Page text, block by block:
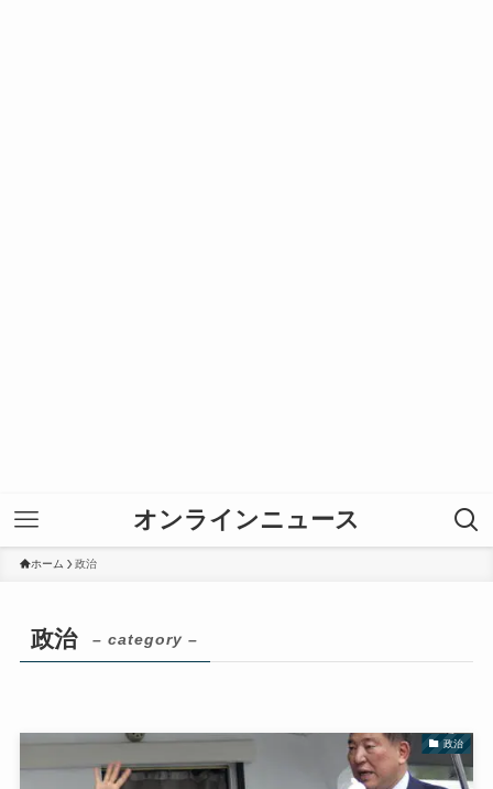
オンラインニュース
ホーム 政治
政治 – category –
政治